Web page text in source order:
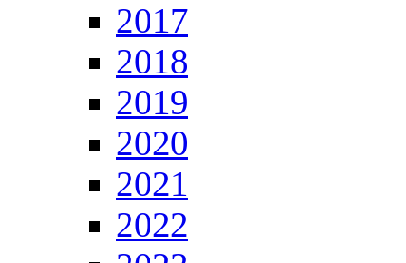
2017
2018
2019
2020
2021
2022